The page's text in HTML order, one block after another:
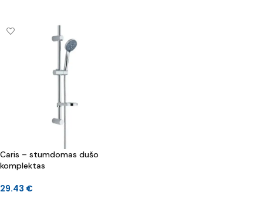
Caris – stumdomas dušo
komplektas
29.43 €